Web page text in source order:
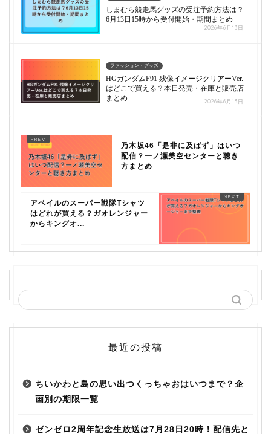
しまむら競走馬グッズの受注予約方法は？
6月13日15時から受付開始・期間まとめ
2026年6月13日
ファッション・グッズ
HGガンダムF91 残像イメージクリアーVer.
はどこで買える？本日発売・在庫と販売店
まとめ
2026年6月13日
乃木坂46「是非に及ばず」はいつ
配信？一ノ瀬美空センターと聴き
方まとめ
アベイルのスーパー戦隊Tシャツ
はどれが買える？ガオレンジャー
からキングオ...
最近の投稿
ちいかわと島の思い出つくっちゃおはいつまで？企
画別の期限一覧
ゼンゼロ2周年記念生放送は7月28日20時！配信先と